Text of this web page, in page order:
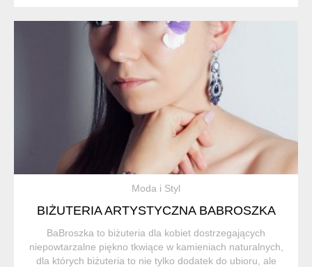
Moda i Styl
BIŻUTERIA ARTYSTYCZNA BABROSZKA
BaBroszka to biżuteria dla kobiet dostrzegających
niepowtarzalne piękno tkwiące w kamieniach naturalnych,
dla których biżuteria to nie tylko dodatek do ubioru, ale